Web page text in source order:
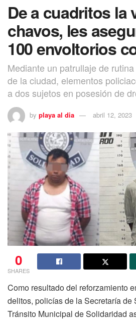
De a cuadritos la
chavos, les
100 envoltorios
Mediante un patrullaje de
de la ciudad, elementos
a dos sujetos en posesión de
by playa al dia abril 12, 2023
0
SHARES
Como resultado del reforzamiento
delitos, policías de la Secretaría de
Tránsito Municipal de Solidaridad